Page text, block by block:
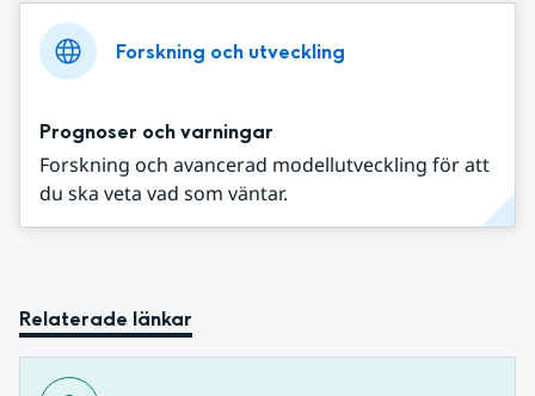
Forskning och utveckling
Prognoser och varningar
Forskning och avancerad modellutveckling för att
du ska veta vad som väntar.
Relaterade länkar